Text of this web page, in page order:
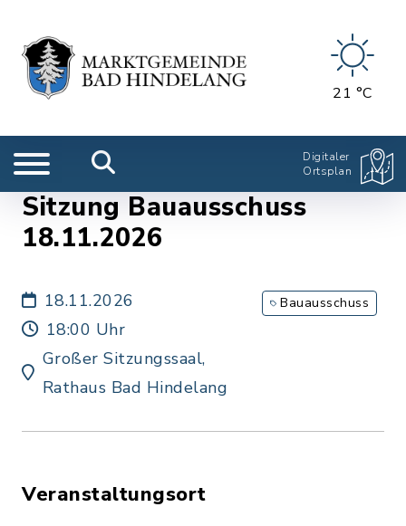
21 °C
Digitaler
Ortsplan
Sitzung Bauausschuss
18.11.2026
18.11.2026
18:00 Uhr
Großer Sitzungssaal,
Rathaus Bad Hindelang
Bauausschuss
Veranstaltungsort